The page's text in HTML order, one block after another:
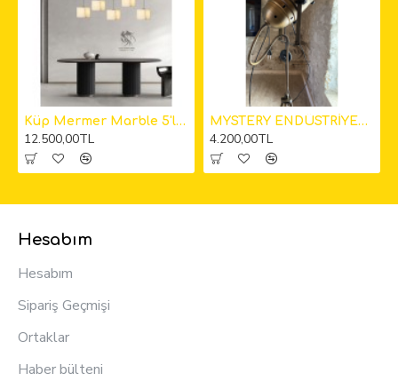
Küp Mermer Marble 5'li Sarkıt Avize 12cm
12.500,00TL
MYSTERY ENDÜSTRİYEL KAMERA LAMBADER
4.200,00TL
Hesabım
Hesabım
Sipariş Geçmişi
Ortaklar
Haber bülteni